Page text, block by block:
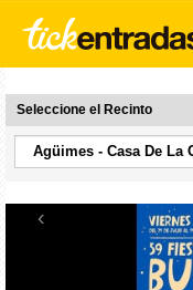
Seleccione el Recinto
‹